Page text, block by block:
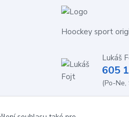
Hoockey sport
Lukáš
605
(Po-